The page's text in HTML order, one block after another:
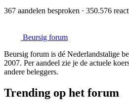
367 aandelen besproken · 350.576
Beursig forum
Beursig forum is dé Nederlandstalige
2007. Per aandeel zie je de actuele
andere beleggers.
Trending op het forum